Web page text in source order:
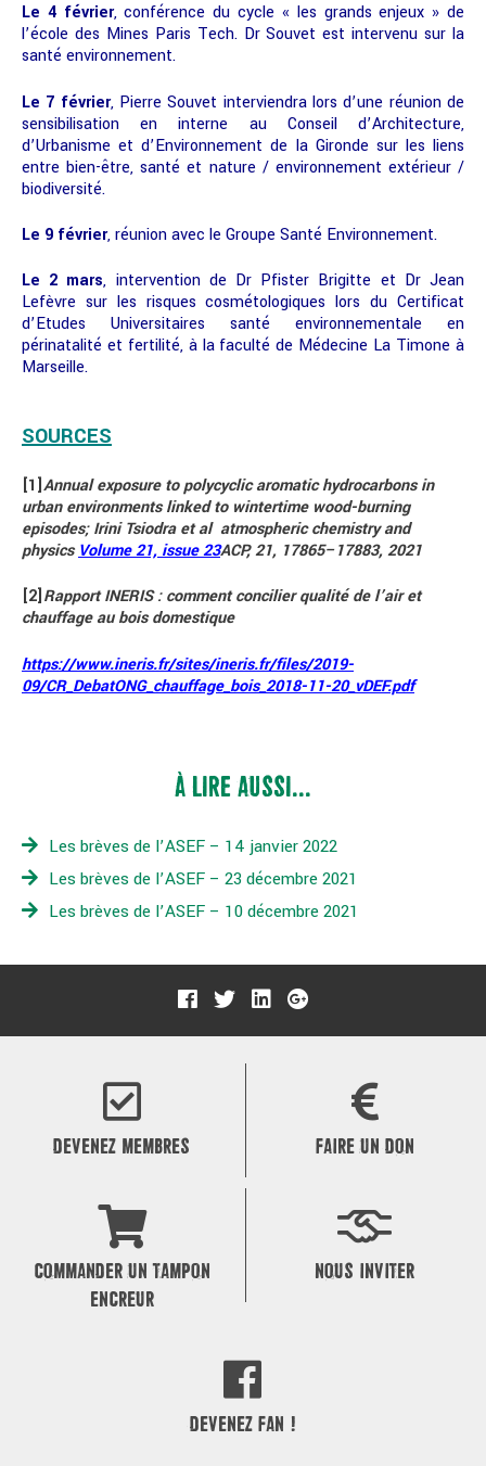
Le 4 février, conférence du cycle « les grands enjeux » de
l’école des Mines Paris Tech. Dr Souvet est intervenu sur la
santé environnement.
Le 7 février, Pierre Souvet interviendra lors d’une réunion de
sensibilisation en interne au Conseil d’Architecture,
d’Urbanisme et d’Environnement de la Gironde sur les liens
entre bien-être, santé et nature / environnement extérieur /
biodiversité.
Le 9 février, réunion avec le Groupe Santé Environnement.
Le 2 mars, intervention de Dr Pfister Brigitte et Dr Jean
Lefèvre sur les risques cosmétologiques lors du Certificat
d’Etudes Universitaires santé environnementale en
périnatalité et fertilité, à la faculté de Médecine La Timone à
Marseille.
SOURCES
[1]Annual exposure to polycyclic aromatic hydrocarbons in
urban environments linked to wintertime wood-burning
episodes;Irini Tsiodra et al atmospheric chemistry and
physicsVolume 21, issue 23ACP, 21, 17865–17883, 2021
[2] Rapport INERIS : comment concilier qualité de l’air et
chauffage au bois domestique
https://www.ineris.fr/sites/ineris.fr/files/2019-
09/CR_DebatONG_chauffage_bois_2018-11-20_vDEF.pdf
À LIRE AUSSI...
Les brèves de l’ASEF – 14 janvier 2022
Les brèves de l’ASEF – 23 décembre 2021
Les brèves de l’ASEF – 10 décembre 2021
DEVENEZ MEMBRES FAIRE UN DON
COMMANDER UN TAMPON
ENCREUR
NOUS INVITER
DEVENEZ FAN !